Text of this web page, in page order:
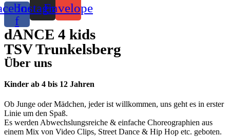
f
InstagramEnvelope
dANCE 4 kids
TSV Trunkelsberg
Über uns
Kinder ab 4 bis 12 Jahren
Ob Junge oder Mädchen, jeder ist willkommen, uns geht es in erster
Linie um den Spaß.
Es werden Abwechslungsreiche & einfache Choreographien aus
einem Mix von Video Clips, Street Dance & Hip Hop etc. geboten.